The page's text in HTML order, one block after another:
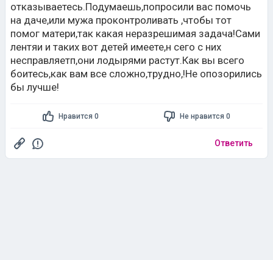
отказываетесь.Подумаешь,попросили вас помочь
на даче,или мужа проконтроливать ,чтобы тот
помог матери,так какая неразрешимая задача!Сами
лентяи и таких вот детей имеете,н сего с них
несправляетп,они лодырями растут.Как вы всего
боитесь,как вам все сложно,трудно,!Не опозорились
бы лучше!
Нравится 0 Не нравится 0
Ответить